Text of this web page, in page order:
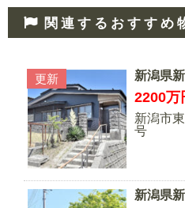
関連するおすすめ
更新 新潟県
2200万
新潟市
号
新潟県